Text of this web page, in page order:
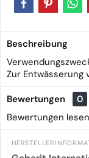
Beschreibung
Zur Entwässerung
Bewertungen
0
Bewertungen